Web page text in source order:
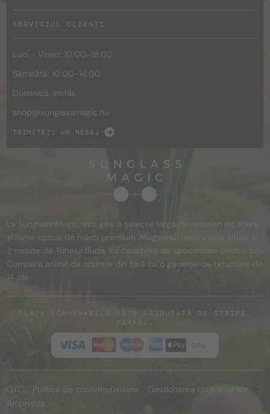
SERVICIUL CLIENȚI
Luni - Vineri: 10:00-18:00
Sâmbătă: 10:00-14:00
Duminică: închis
shop@sunglassmagic.hu
TRIMITEȚI UN MESAJ
La Sunglass Magic, veți găsi o selecție largă de ochelari de soare
și rame optice de mărci premium. Magazinul nostru este situat la
2 minute de Tunelul Buda, cu consiliere de specialitate pentru toți.
Cumpără online de oriunde din țară cu o garanție de returnare de
14 zile.
PLATA CONVENABILĂ ESTE ASIGURATĂ DE STRIPE,
PAYPAL.
GTC Politica de confidențialitate
Gestionarea cookie-urilor
Amprenta